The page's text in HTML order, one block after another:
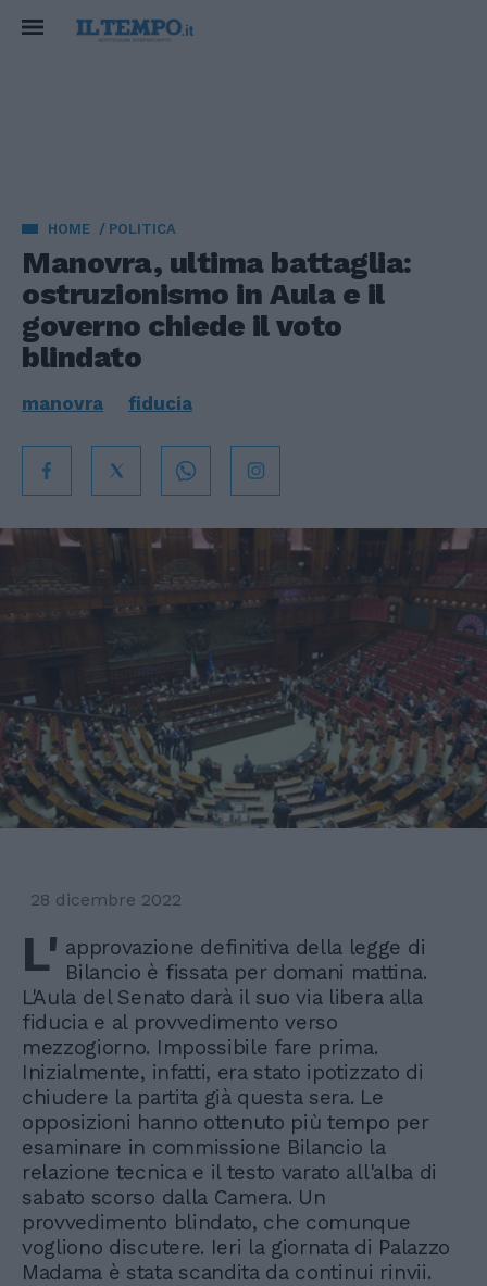
HOME POLITICA
Manovra, ultima battaglia:
ostruzionismo in Aula e il
governo chiede il voto
blindato
manovra fiducia
28 dicembre 2022
L' approvazione definitiva della legge di
Bilancio è fissata per domani mattina.
L'Aula del Senato darà il suo via libera alla
fiducia e al provvedimento verso
mezzogiorno. Impossibile fare prima.
Inizialmente, infatti, era stato ipotizzato di
chiudere la partita già questa sera. Le
opposizioni hanno ottenuto più tempo per
esaminare in commissione Bilancio la
relazione tecnica e il testo varato all'alba di
sabato scorso dalla Camera. Un
provvedimento blindato, che comunque
vogliono discutere. Ieri la giornata di Palazzo
Madama è stata scandita da continui rinvii.